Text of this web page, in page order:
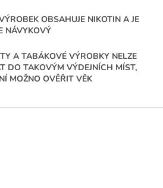
OBSAHUJE NIKOTIN A JE
NÁVYKOVÝ
A TABÁKOVÉ VÝROBKY NELZE
DO TAKOVÝM VÝDEJNÍCH MÍST,
MOŽNO OVĚŘIT VĚK